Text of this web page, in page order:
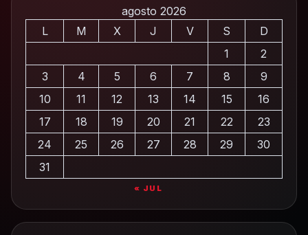
agosto 2026
L
M X J V S
D
1
2
3
4 5 6 7 8
9
10
11 12 13 14 15
16
17
18 19 20 21 22
23
24
25 26 27 28 29
30
31
« JUL